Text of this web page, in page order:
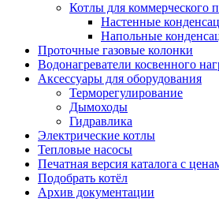
Котлы для коммерческого
Настенные
Напольные
Проточные газовые колонки
Водонагреватели косвенного
Аксессуары для оборудования
Терморегулирование
Дымоходы
Гидравлика
Электрические котлы
Тепловые насосы
Печатная версия каталога с
Подобрать котёл
Архив документации